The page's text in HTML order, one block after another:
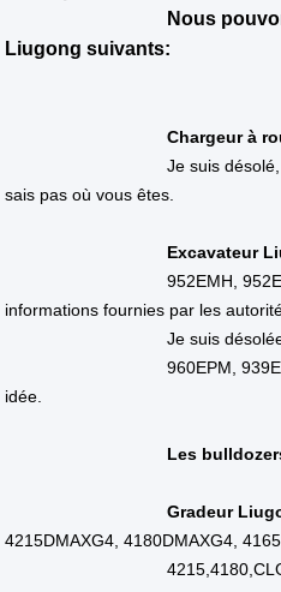
Emplacement de la salle d'exposition
Emplacement de la salle d'exposition
Emplacement de la salle d'exposition
Emplacement de la salle d'exposition
Emplacement de la salle d'exposition
Emplacement de la salle d'exposition
Emplacement de la salle d'exposition
Vidéo d'inspection de sortie
Rapport d'essai de la machine